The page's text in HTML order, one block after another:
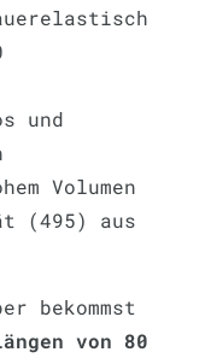
und
Volumen
(495) aus
bekommst
von 80